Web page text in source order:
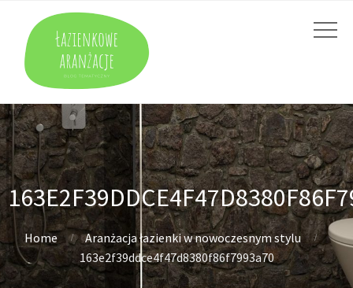
Home
Aranżacja łazienki w nowoczesnym stylu
163e2f39ddce4f47d8380f86f7993a70